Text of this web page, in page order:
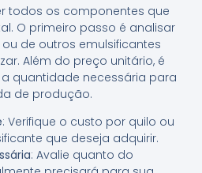
todos os componentes que
O primeiro passo é analisar
ou de outros emulsificantes
Além do preço unitário, é
quantidade necessária para
de produção.
: Verifique o custo por quilo ou
que deseja adquirir.
: Avalie quanto do